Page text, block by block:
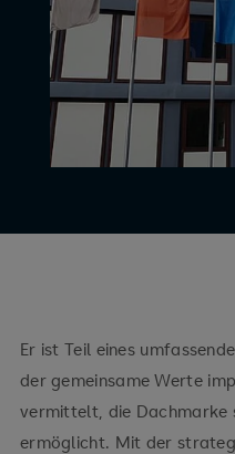
Er ist Teil eines
der gemeinsame Werte
vermittelt, die Dachmarke
ermöglicht. Mit der